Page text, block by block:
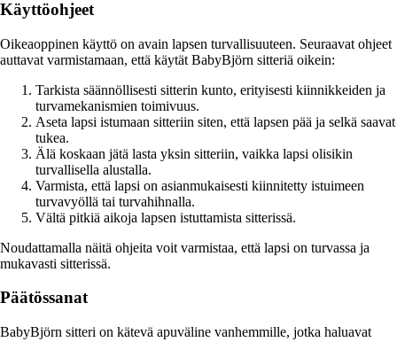
Käyttöohjeet
Oikeaoppinen käyttö on avain lapsen turvallisuuteen. Seuraavat ohjeet
auttavat varmistamaan, että käytät BabyBjörn sitteriä oikein:
Tarkista säännöllisesti sitterin kunto, erityisesti kiinnikkeiden ja
turvamekanismien toimivuus.
Aseta lapsi istumaan sitteriin siten, että lapsen pää ja selkä saavat
tukea.
Älä koskaan jätä lasta yksin sitteriin, vaikka lapsi olisikin
turvallisella alustalla.
Varmista, että lapsi on asianmukaisesti kiinnitetty istuimeen
turvavyöllä tai turvahihnalla.
Vältä pitkiä aikoja lapsen istuttamista sitterissä.
Noudattamalla näitä ohjeita voit varmistaa, että lapsi on turvassa ja
mukavasti sitterissä.
Päätössanat
BabyBjörn sitteri on kätevä apuväline vanhemmille, jotka haluavat